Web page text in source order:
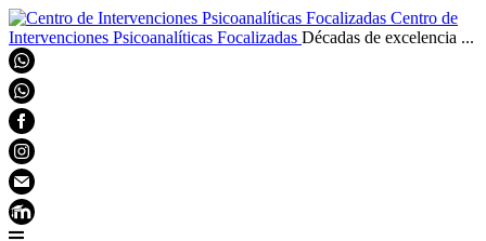
Centro de
Intervenciones Psicoanalíticas Focalizadas Décadas de excelencia ...